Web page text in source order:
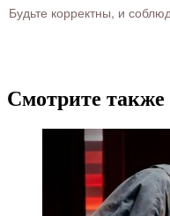
Будьте корректны, и
Смотрите